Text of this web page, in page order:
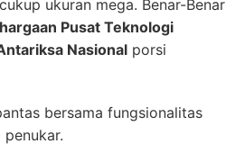
ukuran mega. Benar-Benar
Pusat Teknologi
Nasional porsi
bersama fungsionalitas